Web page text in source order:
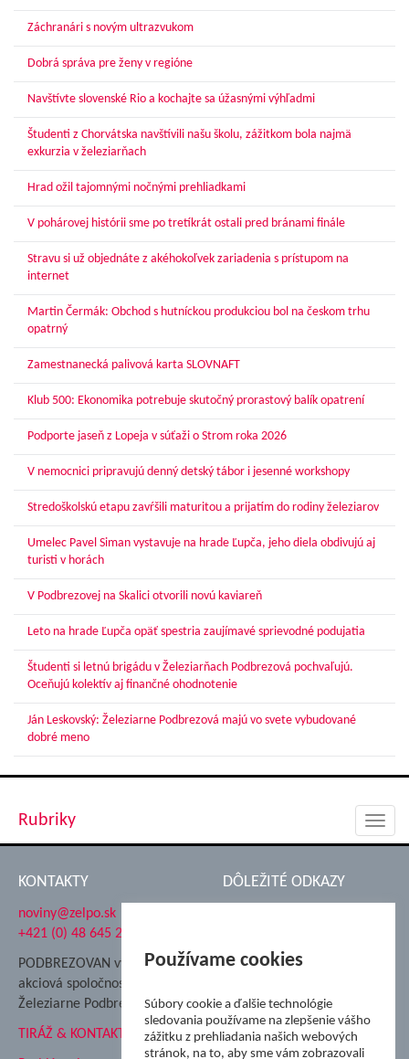
Záchranári s novým ultrazvukom
Dobrá správa pre ženy v regióne
Navštívte slovenské Rio a kochajte sa úžasnými výhľadmi
Študenti z Chorvátska navštívili našu školu, zážitkom bola najmä
exkurzia v železiarňach
Hrad ožil tajomnými nočnými prehliadkami
V pohárovej histórii sme po tretíkrát ostali pred bránami finále
Stravu si už objednáte z akéhokoľvek zariadenia s prístupom na
internet
Martin Čermák: Obchod s hutníckou produkciou bol na českom trhu
opatrný
Zamestnanecká palivová karta SLOVNAFT
Klub 500: Ekonomika potrebuje skutočný prorastový balík opatrení
Podporte jaseň z Lopeja v súťaži o Strom roka 2026
V nemocnici pripravujú denný detský tábor i jesenné workshopy
Stredoškolskú etapu zavŕšili maturitou a prijatím do rodiny železiarov
Umelec Pavel Siman vystavuje na hrade Ľupča, jeho diela obdivujú aj
turisti v horách
V Podbrezovej na Skalici otvorili novú kaviareň
Leto na hrade Ľupča opäť spestria zaujímavé sprievodné podujatia
Študenti si letnú brigádu v Železiarňach Podbrezová pochvaľujú.
Oceňujú kolektív aj finančné ohodnotenie
Ján Leskovský: Železiarne Podbrezová majú vo svete vybudované
dobré meno
Rubriky
KONTAKTY
noviny@zelpo.sk
+421 (0) 48 645 2711
PODBREZOVAN vydáva
akciová spoločnosť
Železiarne Podbrezová
TIRÁŽ & KONTAKT
DÔLEŽITÉ ODKAZY
Nadácia Železiarne
ŽP Informatika s.r.o.
ŠK Železiarne Podbrezová
Tále a.s.
Používame cookies
Súbory cookie a ďalšie technológie
sledovania používame na zlepšenie vášho
zážitku z prehliadania našich webových
stránok, na to, aby sme vám zobrazovali